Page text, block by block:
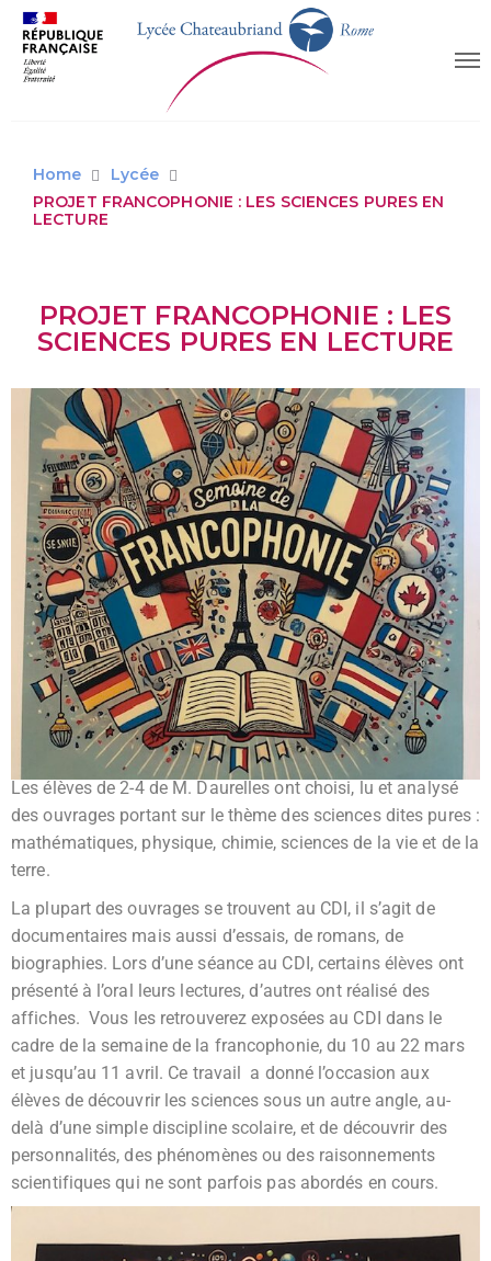
Home
Lycée
PROJET FRANCOPHONIE : LES SCIENCES PURES EN
LECTURE
PROJET FRANCOPHONIE : LES
SCIENCES PURES EN LECTURE
Les élèves de 2-4 de M. Daurelles ont choisi, lu et analysé
des ouvrages portant sur le thème des sciences dites pures :
mathématiques, physique, chimie, sciences de la vie et de la
terre.
La plupart des ouvrages se trouvent au CDI, il s’agit de
documentaires mais aussi d’essais, de romans, de
biographies. Lors d’une séance au CDI, certains élèves ont
présenté à l’oral leurs lectures, d’autres ont réalisé des
affiches. Vous les retrouverez exposées au CDI dans le
cadre de la semaine de la francophonie, du 10 au 22 mars
et jusqu’au 11 avril. Ce travail a donné l’occasion aux
élèves de découvrir les sciences sous un autre angle, au-
delà d’une simple discipline scolaire, et de découvrir des
personnalités, des phénomènes ou des raisonnements
scientifiques qui ne sont parfois pas abordés en cours.